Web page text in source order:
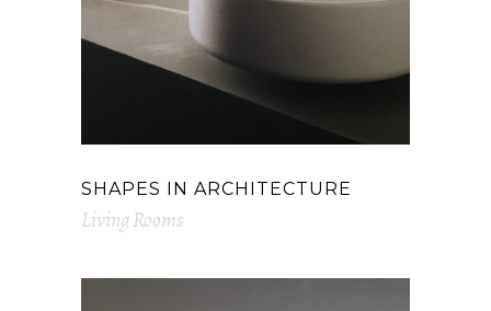
SHAPES IN ARCHITECTURE
Living Rooms